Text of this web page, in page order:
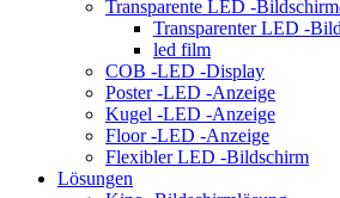
Transparente LED -
Transparenter LED -
led film
COB -LED -Display
Poster -LED -Anzeige
Kugel -LED -Anzeige
Floor -LED -Anzeige
Flexibler LED -Bildschirm
Lösungen